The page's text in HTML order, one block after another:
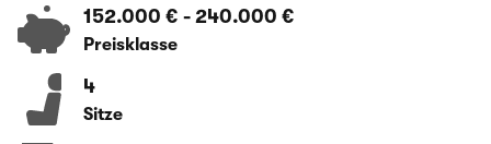
152.000 € - 240.000 €
Preisklasse
4
Sitze